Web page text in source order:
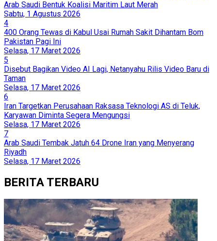
Arab Saudi Bentuk Koalisi Maritim Laut Merah
Sabtu, 1 Agustus 2026
4
400 Orang Tewas di Kabul Usai Rumah Sakit Dihantam Bom
Pakistan Pagi Ini
Selasa, 17 Maret 2026
5
Disebut Bagikan Video AI Lagi, Netanyahu Rilis Video Baru di
Taman
Selasa, 17 Maret 2026
6
Iran Targetkan Perusahaan Raksasa Teknologi AS di Teluk,
Karyawan Diminta Segera Mengungsi
Selasa, 17 Maret 2026
7
Arab Saudi Tembak Jatuh 64 Drone Iran yang Menyerang
Riyadh
Selasa, 17 Maret 2026
BERITA TERBARU